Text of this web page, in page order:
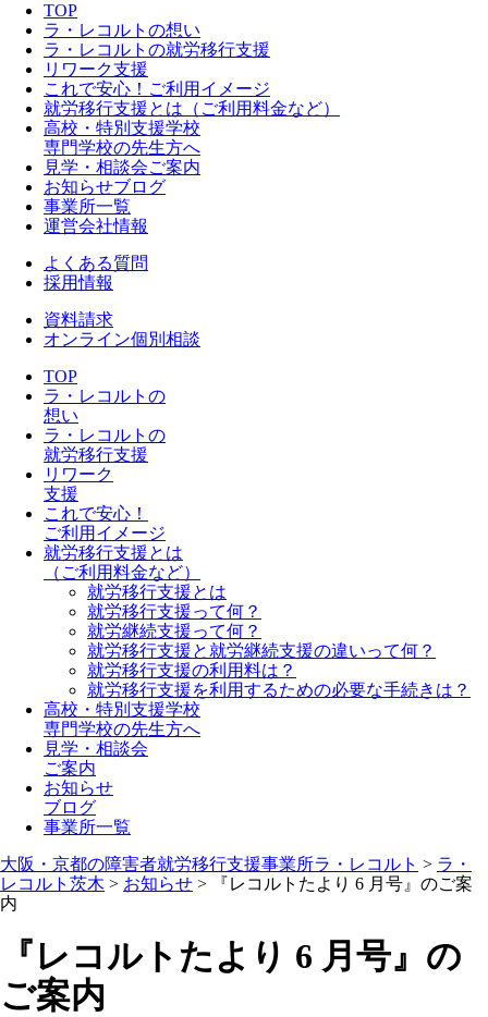
TOP
ラ・レコルトの想い
ラ・レコルトの就労移行支援
リワーク支援
これで安心！ご利用イメージ
就労移行支援とは（ご利用料金など）
高校・特別支援学校
専門学校の先生方へ
見学・相談会ご案内
お知らせブログ
事業所一覧
運営会社情報
よくある質問
採用情報
資料請求
オンライン個別相談
TOP
ラ・レコルトの
想い
ラ・レコルトの
就労移行支援
リワーク
支援
これで安心！
ご利用イメージ
就労移行支援とは
（ご利用料金など）
就労移行支援とは
就労移行支援って何？
就労継続支援って何？
就労移行支援と就労継続支援の違いって何？
就労移行支援の利用料は？
就労移行支援を利用するための必要な手続きは？
高校・特別支援学校
専門学校の先生方へ
見学・相談会
ご案内
お知らせ
ブログ
事業所一覧
大阪・京都の障害者就労移行支援事業所ラ・レコルト > ラ・
レコルト茨木 > お知らせ >
『レコルトたより 6 月号』のご案
内
『レコルトたより 6 月号』の
ご案内